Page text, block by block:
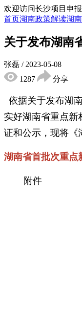
欢迎访问长沙项目申
首页湖南政策解读湖
关于发布湖南
张磊 / 2023-05-08
1287
分享
依据关于发布湖
实好湖南省重点新
证和公示，现将《
湖南省首批次重点
附件